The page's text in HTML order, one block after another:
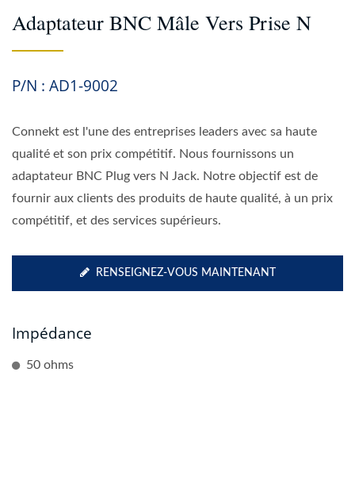
Adaptateur BNC Mâle Vers Prise N
P/N : AD1-9002
Connekt est l'une des entreprises leaders avec sa haute
qualité et son prix compétitif. Nous fournissons un
adaptateur BNC Plug vers N Jack. Notre objectif est de
fournir aux clients des produits de haute qualité, à un prix
compétitif, et des services supérieurs.
RENSEIGNEZ-VOUS MAINTENANT
Impédance
50 ohms